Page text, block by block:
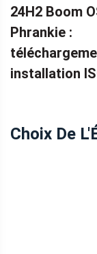
24H2 Boom
Phrankie :
installation
Choix De